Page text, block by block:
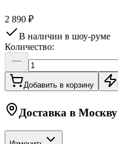
2 890 ₽
В наличии в шоу-руме
Количество:
Добавить в корзину
Доставка в Москву